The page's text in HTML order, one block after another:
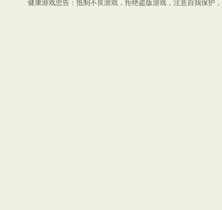
健康游戏忠告：抵制不良游戏，拒绝盗版游戏，注意自我保护